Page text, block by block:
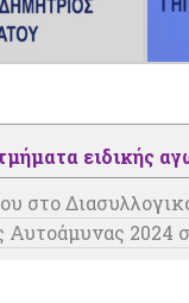
ειδικής
στο
2024